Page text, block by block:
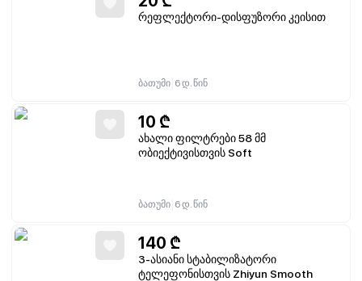
რეფლექტორი-დისფუზორი კეისით
ბათუმი 6 დ. წინ
10 ₾
ახალი ფილტრები 58 მმ
ობიექტივისთვის Soft
ბათუმი 6 დ. წინ
140 ₾
3-ასიანი სტაბილიზატორი
ტელეფონისთვის Zhiyun Smooth